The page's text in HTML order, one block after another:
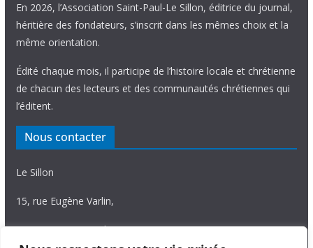
En 2026, l’Association Saint-Paul-Le Sillon, éditrice du journal,
héritière des fondateurs, s’inscrit dans les mêmes choix et la
même orientation.
Édité chaque mois, il participe de l’histoire locale et chrétienne
de chacun des lecteurs et des communautés chrétiennes qui
l’éditent.
Nous contacter
Le Sillon
15, rue Eugène Varlin,
87036 Limoges Cedex.